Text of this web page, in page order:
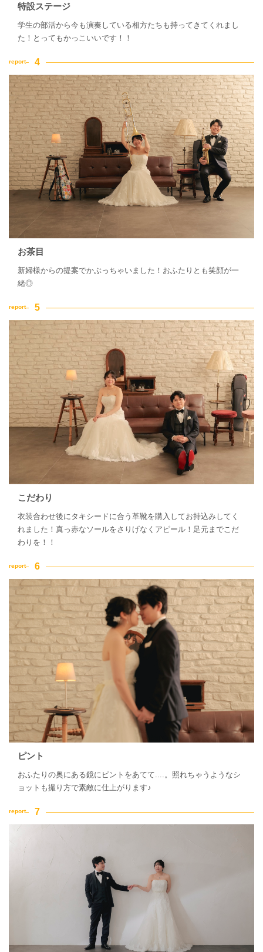
特設ステージ
学生の部活から今も演奏している相方たちも持ってきてくれまし
た！とってもかっこいいです！！
お茶目
新婦様からの提案でかぶっちゃいました！おふたりとも笑顔が一
緒◎
こだわり
衣装合わせ後にタキシードに合う革靴を購入してお持込みしてく
れました！真っ赤なソールをさりげなくアピール！足元までこだ
わりを！！
ピント
おふたりの奥にある鏡にピントをあてて....。照れちゃうようなシ
ョットも撮り方で素敵に仕上がります♪